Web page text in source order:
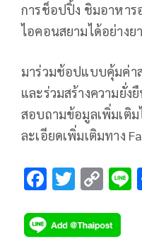
การช็อปปิ้ง ชิมอาหาร
ไอคอนสยามได้อย่างย
มาร่วมช้อปแบบคุ้มค่า
และร่วมสร้างความยั่
สอบถามข้อมูลเพิ่มเติม
ละเอียดเพิ่มเติมทาง
F
e
T
tt
C
p